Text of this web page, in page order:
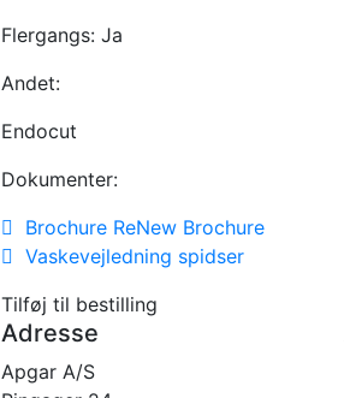
Flergangs: Ja
Andet:
Endocut
Dokumenter:
Brochure ReNew Brochure
Vaskevejledning spidser
Tilføj til bestilling
Adresse
Apgar A/S